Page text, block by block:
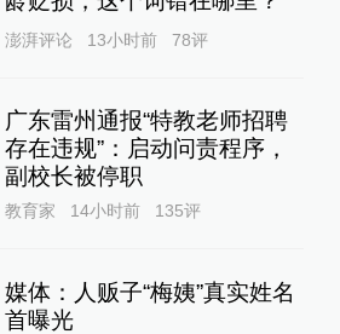
澎湃评论 13小时前 78评
广东雷州通报“特教老师招聘
存在违规”：启动问责程序，
副校长被停职
教育家 14小时前 135评
媒体：人贩子“梅姨”真实姓名
首曝光